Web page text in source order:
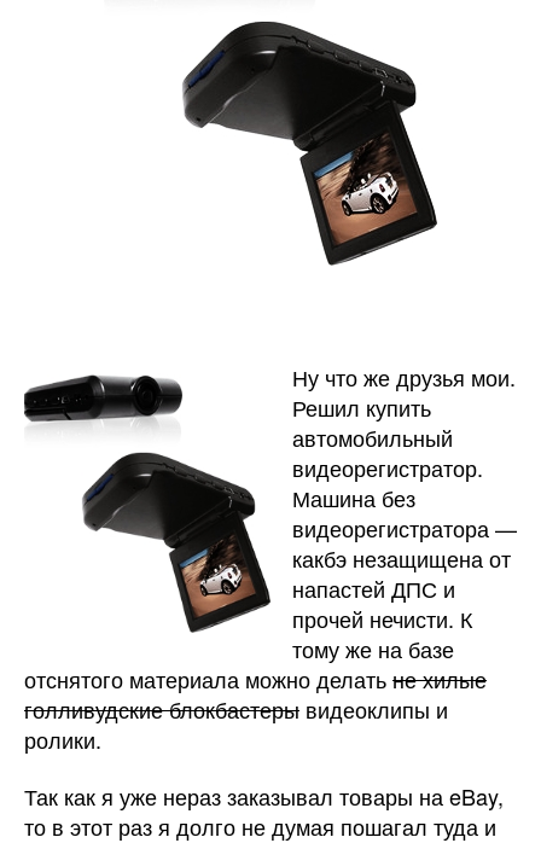
Ну что же друзья мои.
Решил купить
автомобильный
видеорегистратор.
Машина без
видеорегистратора —
какбэ незащищена от
напастей ДПС и
прочей нечисти. К
тому же на базе
отснятого материала можно делатьне хилые
голливудские блокбастеры видеоклипы и
ролики.
Так как я уже нераз заказывал товары на eBay,
то в этот раз я долго не думая пошагал туда и